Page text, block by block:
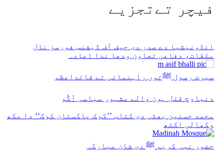
فیچر تےتجزیے
انڈونیشیا دے صدر دی چیف آف ڈیفنس فورسز نال
ملقات، دفاعی تعاون ودھا ندا اعادہ
سیرت رسول ﷺتوں راہنمائی تے قائداعظم
دنیاوچ قتل ہون والے مشہور سیاسی آگُو
محمد حسنین بھٹی دی کتاب ’’کوک پاکستان کوک‘‘ دا مکھ
وکھالی اکٹھ
حضور نبی کریم ﷺ دی شان مبارکہ